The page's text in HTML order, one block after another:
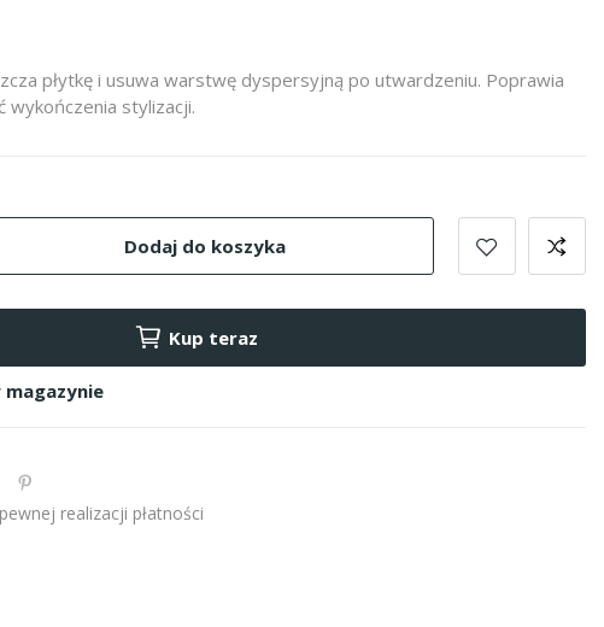
płytkę i usuwa warstwę dyspersyjną po utwardzeniu. Poprawia
wykończenia stylizacji.
Dodaj do koszyka
Kup teraz
realizacji płatności